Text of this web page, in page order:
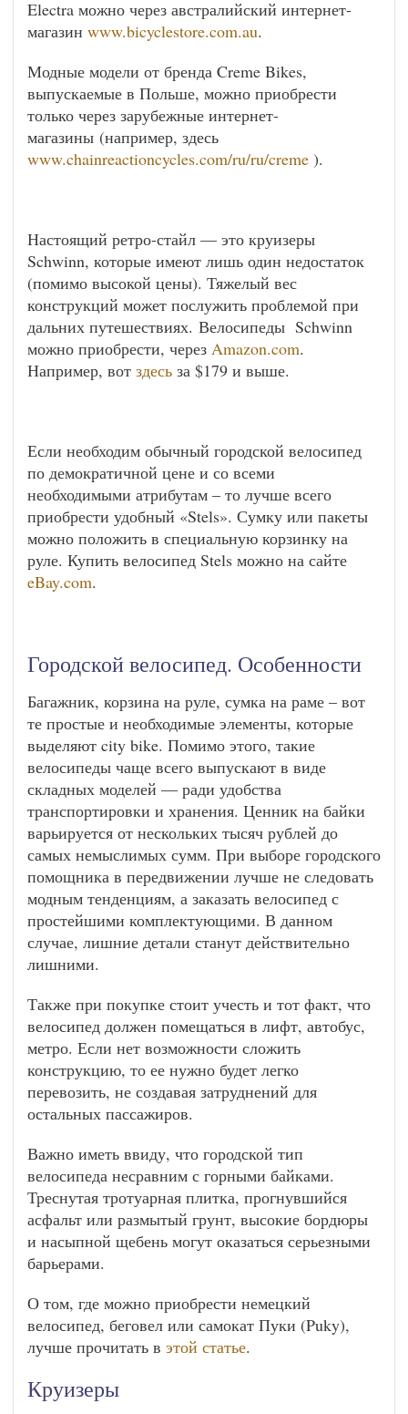
Electra можно через австралийский интернет-
магазин www.bicyclestore.com.au.
Модные модели от бренда Creme Bikes,
выпускаемые в Польше, можно приобрести
только через зарубежные интернет-
магазины (например, здесь
www.chainreactioncycles.com/ru/ru/creme ).
Настоящий ретро-стайл — это круизеры
Schwinn, которые имеют лишь один недостаток
(помимо высокой цены). Тяжелый вес
конструкций может послужить проблемой при
дальних путешествиях. Велосипеды Schwinn
можно приобрести, через Amazon.com.
Например, вот здесь за $179 и выше.
Если необходим обычный городской велосипед
по демократичной цене и со всеми
необходимыми атрибутам – то лучше всего
приобрести удобный «Stels». Сумку или пакеты
можно положить в специальную корзинку на
руле. Купить велосипед Stels можно на сайте
eBay.com.
Городской велосипед. Особенности
Багажник, корзина на руле, сумка на раме – вот
те простые и необходимые элементы, которые
выделяют city bike. Помимо этого, такие
велосипеды чаще всего выпускают в виде
складных моделей — ради удобства
транспортировки и хранения. Ценник на байки
варьируется от нескольких тысяч рублей до
самых немыслимых сумм. При выборе городского
помощника в передвижении лучше не следовать
модным тенденциям, а заказать велосипед с
простейшими комплектующими. В данном
случае, лишние детали станут действительно
лишними.
Также при покупке стоит учесть и тот факт, что
велосипед должен помещаться в лифт, автобус,
метро. Если нет возможности сложить
конструкцию, то ее нужно будет легко
перевозить, не создавая затруднений для
остальных пассажиров.
Важно иметь ввиду, что городской тип
велосипеда несравним с горными байками.
Треснутая тротуарная плитка, прогнувшийся
асфальт или размытый грунт, высокие бордюры
и насыпной щебень могут оказаться серьезными
барьерами.
О том, где можно приобрести немецкий
велосипед, беговел или самокат Пуки (Puky),
лучше прочитать в этой статье.
Круизеры